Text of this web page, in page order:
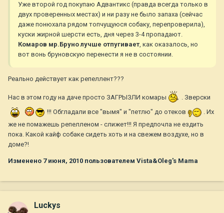
Уже второй год покупаю Адвантикс (правда всегда только в
двух проверенных местах) и ни разу не было запаха (сейчас
даже понюхала рядом топчущуюся собаку, перепроверила),
куски жирной шерсти есть, дня через 3-4 пропадают.
Комаров мр.Бруно лучше отпугивает, как оказалось, но
вот вонь бруновскую перенести я не в состоянии.
Реально действует как репеллент???
Нас в этом году на даче просто ЗАГРЫЗЛИ комары
. Зверски
!!! Обгладали все "вымя" и "петлю" до отеков
. Их
же не помажешь репелленом - слижет!!! Я предпочла не ездить
пока. Какой кайф собаке сидеть хоть и на свежем воздухе, но в
доме?!
Изменено 7 июня, 2010 пользователем Vista&Oleg's Mama
Luckys